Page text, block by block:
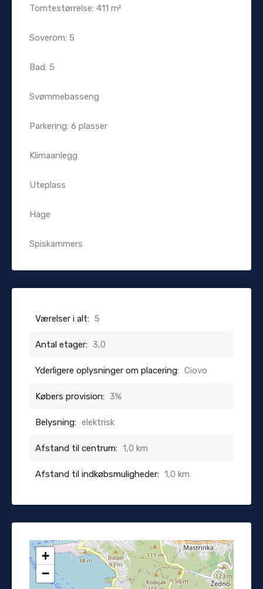
Tomtestørrelse: 411 m²
Soverom: 5
Bad: 5
Svømmebasseng
Parkering: 6 plasser
Klimaanlegg
Uteplass
Hage
Spiskammers
Værelser i alt: 5
Antal etager: 3,0
Yderligere oplysninger om placering: Ciovo
Købers provision: 3%
Belysning: elektrisk
Afstand til centrum: 1,0 km
Afstand til indkøbsmuligheder: 1,0 km
+
−